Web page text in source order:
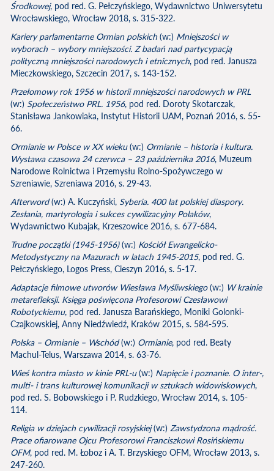
Środkowej, pod red. G. Pełczyńskiego, Wydawnictwo Uniwersytetu
Wrocławskiego, Wrocław 2018, s. 315-322.
Kariery parlamentarne Ormian polskich(w:) Mniejszości w
wyborach – wybory mniejszości. Z badań nad partycypacją
polityczną mniejszości narodowych i etnicznych, pod red. Janusza
Mieczkowskiego, Szczecin 2017, s. 143-152.
Przełomowy rok 1956 w historii mniejszości narodowych w PRL
(w:) Społeczeństwo PRL. 1956, pod red. Doroty Skotarczak,
Stanisława Jankowiaka, Instytut Historii UAM, Poznań 2016, s. 55-
66.
Ormianie w Polsce w XX wieku(w:) Ormianie – historia i kultura.
Wystawa czasowa 24 czerwca – 23 października 2016, Muzeum
Narodowe Rolnictwa i Przemysłu Rolno-Spożywczego w
Szreniawie, Szreniawa 2016, s. 29-43.
Afterword(w:) A. Kuczyński, Syberia. 400 lat polskiej diaspory.
Zesłania, martyrologia i sukces cywilizacyjny Polaków,
Wydawnictwo Kubajak, Krzeszowice 2016, s. 677-684.
Trudne początki (1945-1956)(w:) Kościół Ewangelicko-
Metodystyczny na Mazurach w latach 1945-2015, pod red. G.
Pełczyńskiego, Logos Press, Cieszyn 2016, s. 5-17.
Adaptacje filmowe utworów Wiesława Myśliwskiego(w:) W krainie
metarefleksji. Księga poświęcona Profesorowi Czesławowi
Robotyckiemu, pod red. Janusza Barańskiego, Moniki Golonki-
Czajkowskiej, Anny Niedźwiedź, Kraków 2015, s. 584-595.
Polska – Ormianie – Wschód(w:) Ormianie, pod red. Beaty
Machul-Telus, Warszawa 2014, s. 63-76.
Wieś kontra miasto w kinie PRL-u(w:) Napięcie i poznanie. O inter-,
multi- i trans kulturowej komunikacji w sztukach widowiskowych,
pod red. S. Bobowskiego i P. Rudzkiego, Wrocław 2014, s. 105-
114.
Religia w dziejach cywilizacji rosyjskiej(w:) Zawstydzona mądrość.
Prace ofiarowane Ojcu Profesorowi Franciszkowi Rosińskiemu
OFM, pod red. M. Łoboz i A. T. Brzyskiego OFM, Wrocław 2013, s.
247-260.